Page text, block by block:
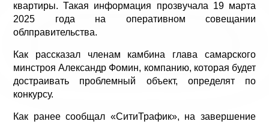
квартиры. Такая информация прозвучала 19 марта
2025 года на оперативном совещании
облправительства.
Как рассказал членам камбина глава самарского
минстроя Александр Фомин, компанию, которая будет
достраивать проблемный объект, определят по
конкурсу.
Как ранее сообщал «СитиТрафик», на завершение